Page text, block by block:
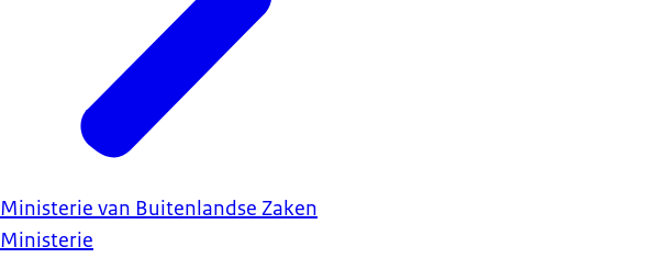
Ministerie van Buitenlandse Zaken
Ministerie